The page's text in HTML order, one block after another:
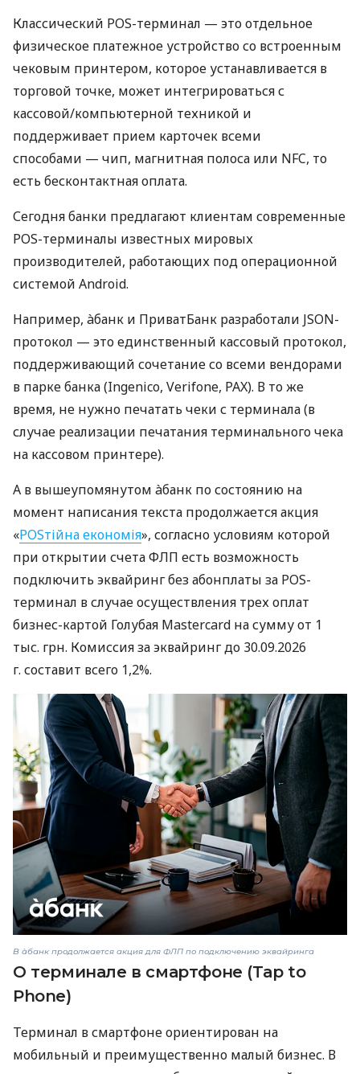
Классический POS-терминал — это отдельное
физическое платежное устройство со встроенным
чековым принтером, которое устанавливается в
торговой точке, может интегрироваться с
кассовой/компьютерной техникой и
поддерживает прием карточек всеми
способами — чип, магнитная полоса или NFC, то
есть бесконтактная оплата.
Сегодня банки предлагают клиентам современные
POS-терминалы известных мировых
производителей, работающих под операционной
системой Android.
Например, àбанк и ПриватБанк разработали JSON-
протокол — это единственный кассовый протокол,
поддерживающий сочетание со всеми вендорами
в парке банка (Ingenico, Verifone, PAX). В то же
время, не нужно печатать чеки с терминала (в
случае реализации печатания терминального чека
на кассовом принтере).
А в вышеупомянутом àбанк по состоянию на
момент написания текста продолжается акция
«POSтійна економія», согласно условиям которой
при открытии счета ФЛП есть возможность
подключить эквайринг без абонплаты за POS-
терминал в случае осуществления трех оплат
бизнес-картой Голубая Mastercard на сумму от 1
тыс. грн. Комиссия за эквайринг до 30.09.2026
г. составит всего 1,2%.
В àбанк продолжается акция для ФЛП по подключению эквайринга
О терминале в смартфоне (Tap to
Phone)
Терминал в смартфоне ориентирован на
мобильный и преимущественно малый бизнес. В